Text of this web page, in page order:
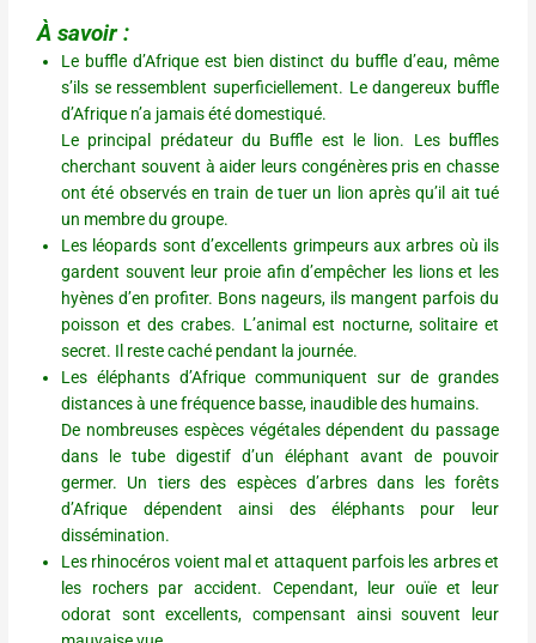
À savoir :
Le buffle d’Afrique est bien distinct du buffle d’eau, même
s’ils se ressemblent superficiellement. Le dangereux buffle
d’Afrique n’a jamais été domestiqué.
Le principal prédateur du Buffle est le lion. Les buffles
cherchant souvent à aider leurs congénères pris en chasse
ont été observés en train de tuer un lion après qu’il ait tué
un membre du groupe.
Les léopards sont d’excellents grimpeurs aux arbres où ils
gardent souvent leur proie afin d’empêcher les lions et les
hyènes d’en profiter. Bons nageurs, ils mangent parfois du
poisson et des crabes. L’animal est nocturne, solitaire et
secret. Il reste caché pendant la journée.
Les éléphants d’Afrique communiquent sur de grandes
distances à une fréquence basse, inaudible des humains.
De nombreuses espèces végétales dépendent du passage
dans le tube digestif d’un éléphant avant de pouvoir
germer. Un tiers des espèces d’arbres dans les forêts
d’Afrique dépendent ainsi des éléphants pour leur
dissémination.
Les rhinocéros voient mal et attaquent parfois les arbres et
les rochers par accident. Cependant, leur ouïe et leur
odorat sont excellents, compensant ainsi souvent leur